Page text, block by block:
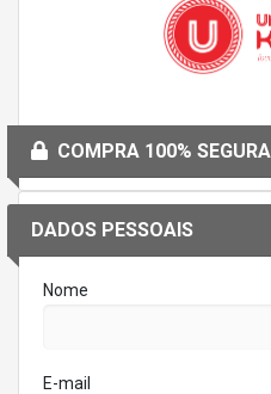
DADOS PESSOAIS
Nome
E-mail
COMPRA 100% SEGURA